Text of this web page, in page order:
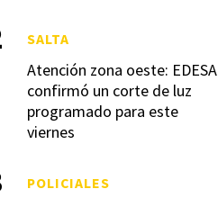
Atención zona oeste: EDESA
confirmó un corte de luz
programado para este
viernes
SALTA
POLICIALES